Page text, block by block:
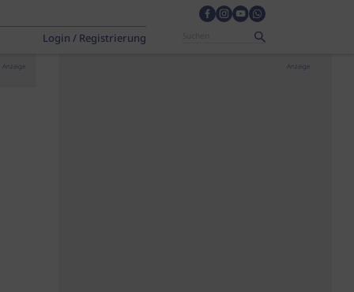
Login / Registrierung
Anzeige Anzeige